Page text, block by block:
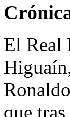
El Real
que